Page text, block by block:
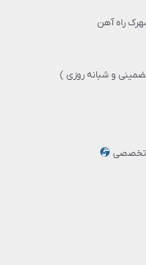
راه‌ آهن
و شبانه روزی )
تخصصی